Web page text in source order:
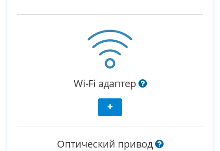
Wi-Fi адаптер
Оптический привод